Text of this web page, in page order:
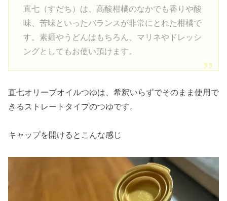
直七（すだち）は、高酸柑橘のなかでも香りや酸
味、苦味といったバランスが非常にとれた柑橘で
す。素麺やうどんはもちろん、マリネやドレッシ
ングとしてもお使い頂けます。
直七オリーブオイルつゆは、希釈いらずでそのまま使用で
きるストレートタイプのつゆです。
キャップを開けるとこんな感じ